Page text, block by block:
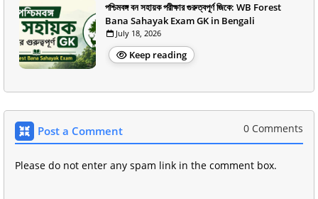
পশ্চিমবঙ্গ বন সহায়ক পরীক্ষার গুরুত্বপূর্ণ জিকে: WB Forest
Bana Sahayak Exam GK in Bengali
July 18, 2026
Keep reading
Post a Comment 0 Comments
Please do not enter any spam link in the comment box.